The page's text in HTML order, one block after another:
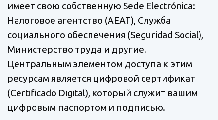
имеет свою собственную Sede Electrónica:
Налоговое агентство (AEAT), Служба
социального обеспечения (Seguridad Social),
Министерство труда и другие.
Центральным элементом доступа к этим
ресурсам является цифровой сертификат
(Certificado Digital), который служит вашим
цифровым паспортом и подписью.